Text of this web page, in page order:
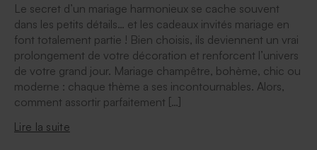
Le secret d’un mariage harmonieux se cache souvent
dans les petits détails… et les cadeaux invités mariage en
font totalement partie ! Bien choisis, ils deviennent un vrai
prolongement de votre décoration et renforcent l’univers
de votre grand jour. Mariage champêtre, bohème, chic ou
moderne : chaque thème a ses incontournables. Alors,
comment assortir parfaitement […]
Lire la suite